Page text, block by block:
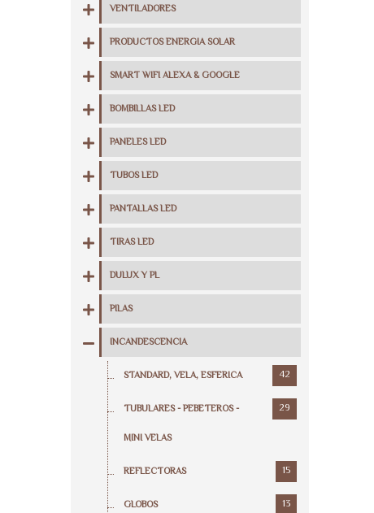
VENTILADORES
PRODUCTOS ENERGIA SOLAR
SMART WIFI ALEXA & GOOGLE
BOMBILLAS LED
PANELES LED
TUBOS LED
PANTALLAS LED
TIRAS LED
DULUX Y PL
PILAS
INCANDESCENCIA
STANDARD, VELA, ESFERICA 42
TUBULARES - PEBETEROS -
MINI VELAS
29
REFLECTORAS 15
GLOBOS 13